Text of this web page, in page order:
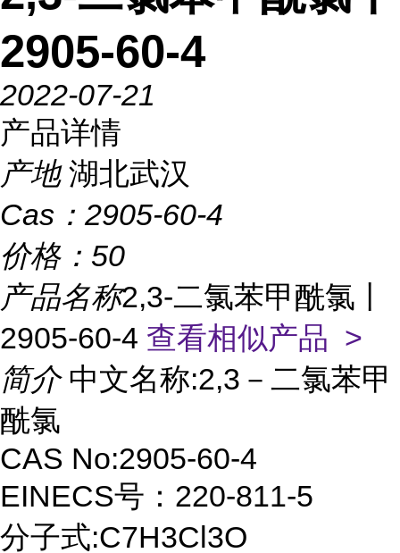
2905-60-4
2022-07-21
产品详情
产地 湖北武汉
Cas： 2905-60-4
价格： 50
产品名称2,3-二氯苯甲酰氯丨
2905-60-4 查看相似产品 >
简介 中文名称:2,3－二氯苯甲
酰氯
CAS No:2905-60-4
EINECS号：220-811-5
分子式:C7H3Cl3O